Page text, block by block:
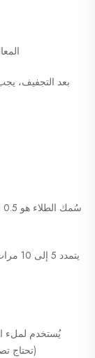
بعد التجفيف،
يُستخدم
(تحتاج